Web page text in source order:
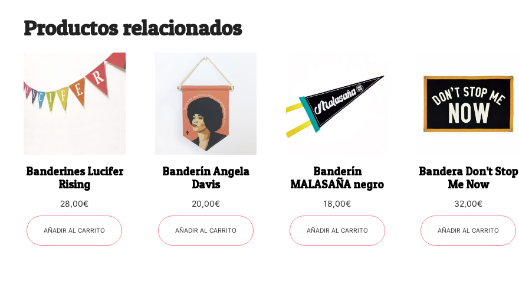
Productos relacionados
Banderines Lucifer
Rising
28,00€
AÑADIR AL CARRITO
Banderín Angela
Davis
20,00€
AÑADIR AL CARRITO
Banderín
MALASAÑA negro
18,00€
AÑADIR AL CARRITO
Bandera Don’t Stop
Me Now
32,00€
AÑADIR AL CARRITO